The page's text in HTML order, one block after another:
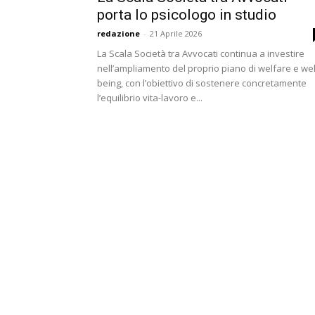
porta lo psicologo in studio
redazione - 21 Aprile 2026
La Scala Società tra Avvocati continua a investire
nell’ampliamento del proprio piano di welfare e
being, con l’obiettivo di sostenere concretamente
l’equilibrio vita-lavoro e...